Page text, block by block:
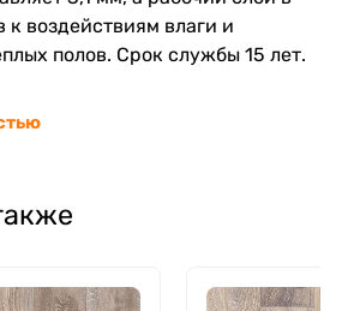
к воздействиям влаги и
полов. Срок службы 15 лет.